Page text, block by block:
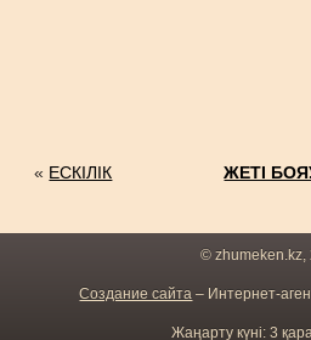
« ЕСКІЛІК ЖЕТІ
© zhumeken.kz,
Создание сайта – Интернет-
Жаңарту күні: 3